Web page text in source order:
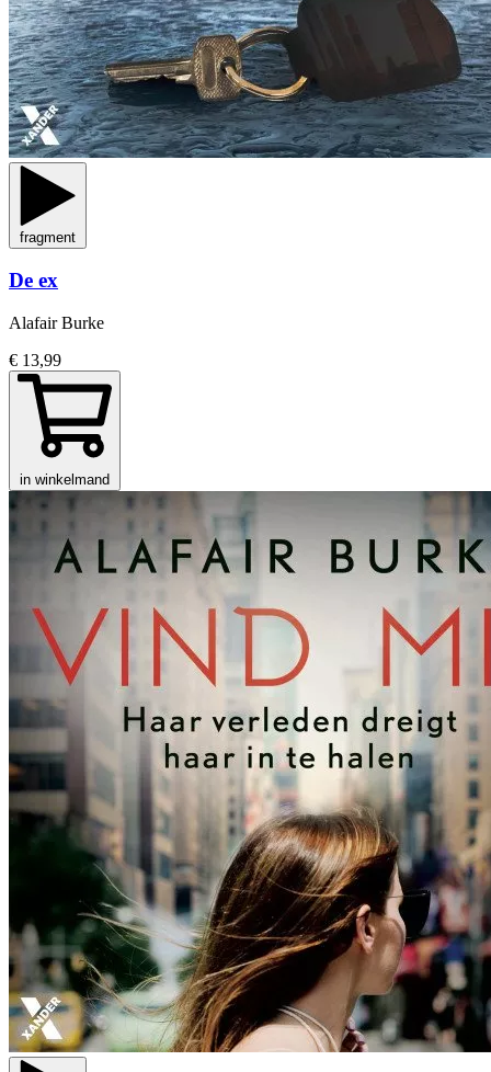
fragment
De ex
Alafair Burke
€ 13,99
in winkelmand